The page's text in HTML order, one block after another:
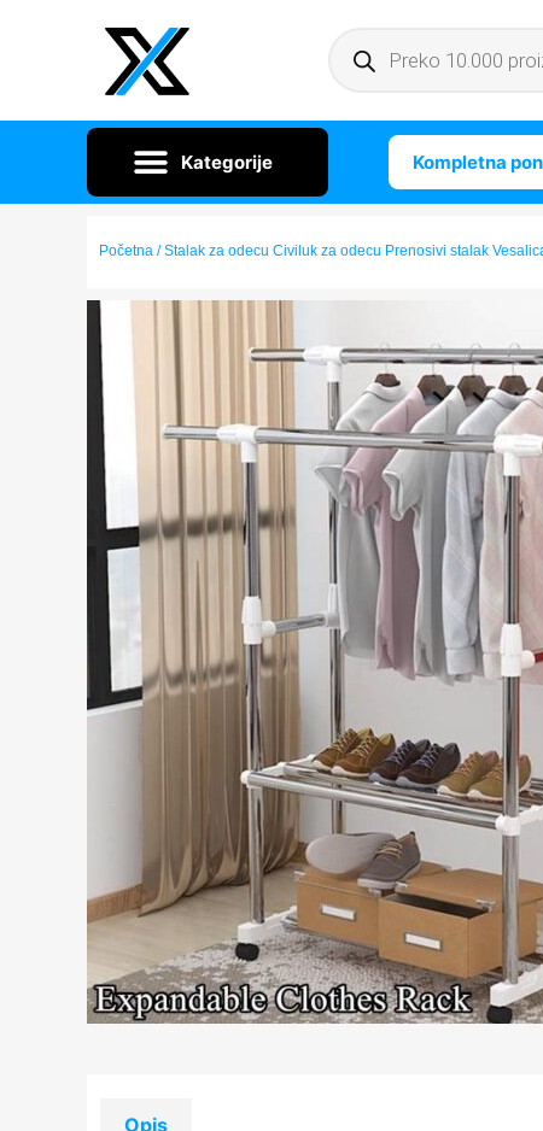
Kompletna
Početna / Stalak za odecu Civiluk za odecu Prenosivi stalak
Opis